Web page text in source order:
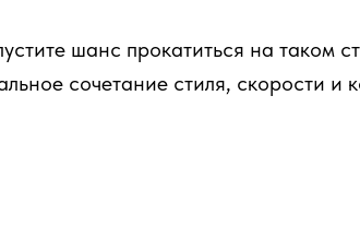
шанс прокатиться на таком
сочетание стиля, скорости и